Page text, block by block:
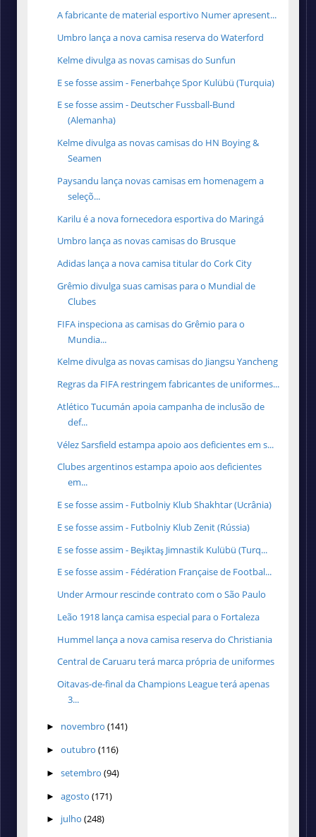
A fabricante de material esportivo Numer apresent...
Umbro lança a nova camisa reserva do Waterford
Kelme divulga as novas camisas do Sunfun
E se fosse assim - Fenerbahçe Spor Kulübü (Turquia)
E se fosse assim - Deutscher Fussball-Bund
(Alemanha)
Kelme divulga as novas camisas do HN Boying &
Seamen
Paysandu lança novas camisas em homenagem a
seleçõ...
Karilu é a nova fornecedora esportiva do Maringá
Umbro lança as novas camisas do Brusque
Adidas lança a nova camisa titular do Cork City
Grêmio divulga suas camisas para o Mundial de
Clubes
FIFA inspeciona as camisas do Grêmio para o
Mundia...
Kelme divulga as novas camisas do Jiangsu Yancheng
Regras da FIFA restringem fabricantes de uniformes...
Atlético Tucumán apoia campanha de inclusão de
def...
Vélez Sarsfield estampa apoio aos deficientes em s...
Clubes argentinos estampa apoio aos deficientes
em...
E se fosse assim - Futbolniy Klub Shakhtar (Ucrânia)
E se fosse assim - Futbolniy Klub Zenit (Rússia)
E se fosse assim - Beşiktaş Jimnastik Kulübü (Turq...
E se fosse assim - Fédération Française de Footbal...
Under Armour rescinde contrato com o São Paulo
Leão 1918 lança camisa especial para o Fortaleza
Hummel lança a nova camisa reserva do Christiania
Central de Caruaru terá marca própria de uniformes
Oitavas-de-final da Champions League terá apenas
3...
► novembro (141)
► outubro (116)
► setembro (94)
► agosto (171)
► julho (248)